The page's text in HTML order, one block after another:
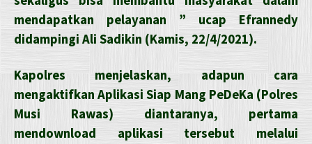
mendapatkan pelayanan ” ucap Efrannedy
didampingi Ali Sadikin (Kamis, 22/4/2021).
Kapolres menjelaskan, adapun cara
mengaktifkan Aplikasi Siap Mang PeDeKa (Polres
Musi Rawas) diantaranya, pertama
mendownload aplikasi tersebut melalui